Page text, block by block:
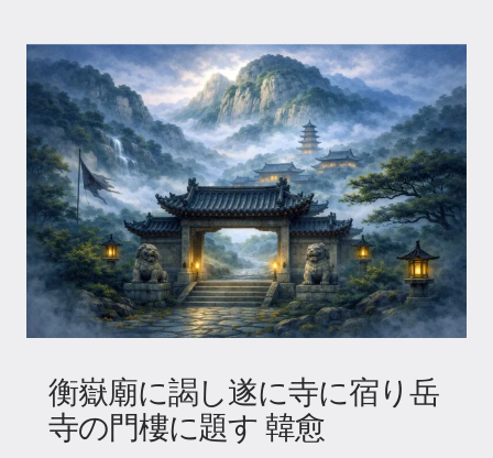
衡嶽廟に謁し遂に寺に宿り岳
寺の門樓に題す 韓愈